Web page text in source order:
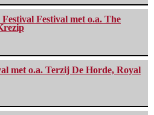
Festival met o.a. The
met o.a. Terzij De Horde, Royal